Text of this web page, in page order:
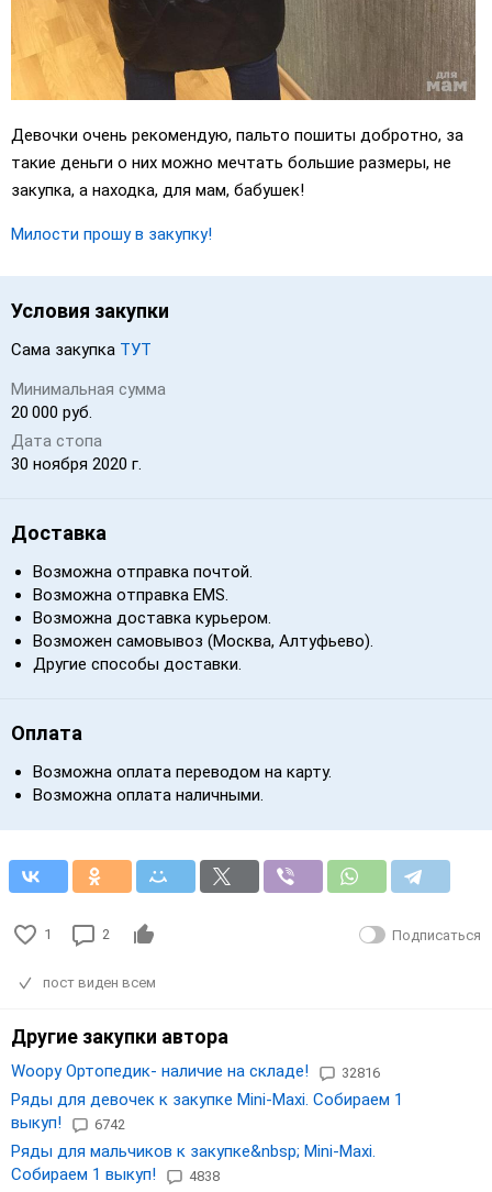
Девочки очень рекомендую, пальто пошиты добротно, за
такие деньги о них можно мечтать большие размеры, не
закупка, а находка, для мам, бабушек!
Милости прошу в закупку!
Условия закупки
Сама закупка ТУТ
Минимальная сумма
20 000 руб.
Дата стопа
30 ноября 2020 г.
Доставка
Возможна отправка почтой.
Возможна отправка EMS.
Возможна доставка курьером.
Возможен самовывоз (Москва, Алтуфьево).
Другие способы доставки.
Оплата
Возможна оплата переводом на карту.
Возможна оплата наличными.
1 2 Подписаться
пост виден всем
Другие закупки автора
Woopy Ортопедик- наличие на складе! 32816
Ряды для девочек к закупке Mini-Maxi. Собираем 1
выкуп!
6742
Ряды для мальчиков к закупке&nbsp; Mini-Maxi.
Собираем 1 выкуп!
4838